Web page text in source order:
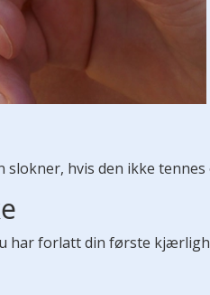
hvis den ikke tennes
har forlatt din første